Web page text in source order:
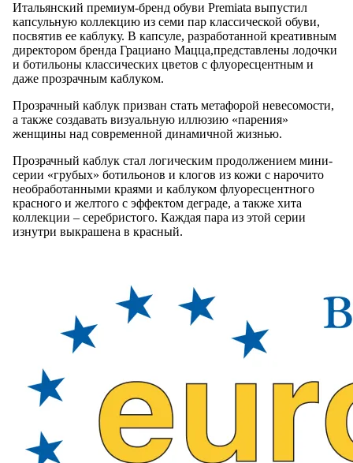
Итальянский премиум-бренд обуви Premiata выпустил
капсульную коллекцию из семи пар классической обуви,
посвятив ее каблуку. В капсуле, разработанной креативным
директором бренда Грациано Мацца,представлены лодочки
и ботильоны классических цветов с флуоресцентным и
даже прозрачным каблуком.
Прозрачный каблук призван стать метафорой невесомости,
а также создавать визуальную иллюзию «парения»
женщины над современной динамичной жизнью.
Прозрачный каблук стал логическим продолжением мини-
серии «грубых» ботильонов и клогов из кожи с нарочито
необработанными краями и каблуком флуоресцентного
красного и желтого с эффектом деграде, а также хита
коллекции – серебристого. Каждая пара из этой серии
изнутри выкрашена в красный.